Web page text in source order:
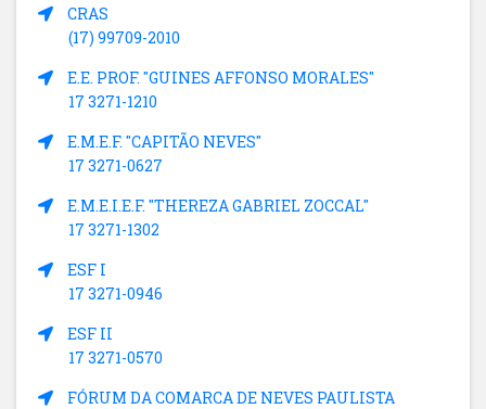
CRAS
(17) 99709-2010
E.E. PROF. "GUINES AFFONSO MORALES"
17 3271-1210
E.M.E.F. "CAPITÃO NEVES"
17 3271-0627
E.M.E.I.E.F. "THEREZA GABRIEL ZOCCAL"
17 3271-1302
ESF I
17 3271-0946
ESF II
17 3271-0570
FÓRUM DA COMARCA DE NEVES PAULISTA